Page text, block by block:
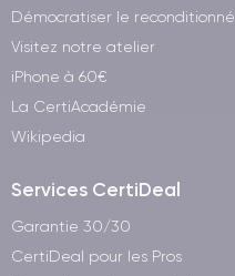
Démocratiser le reconditionné
Visitez notre atelier
iPhone à 60€
La CertiAcadémie
Wikipedia
Services CertiDeal
Garantie 30/30
CertiDeal pour les Pros